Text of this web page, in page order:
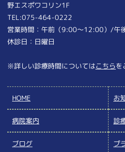
野エスポワコリン1F
TEL:075-464-0222
営業時間：午前（9:00〜12:00）/午
休診日：日曜日
※詳しい診療時間についてはこちらを
HOME お
病院案内 診
ブログ プ